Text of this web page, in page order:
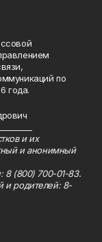
по
года.
и их
и анонимный
8 (800) 700-01-83.
и родителей: 8-